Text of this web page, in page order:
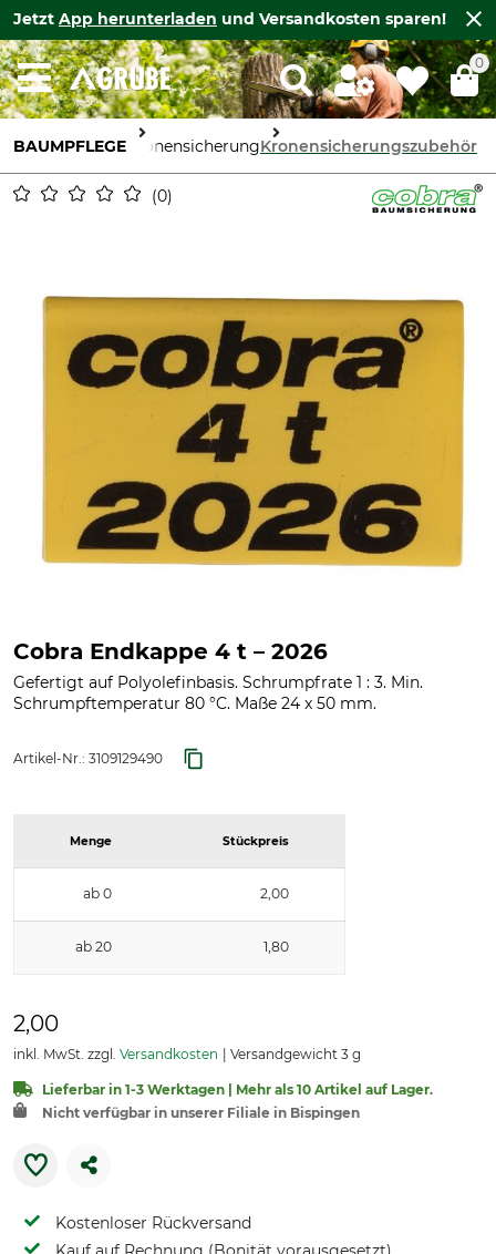
Jetzt App herunterladen und Versandkosten sparen!
0
BAUMPFLEGE KronensicherungKronensicherungszubehör
0
Cobra Endkappe 4 t – 2026
Gefertigt auf Polyolefinbasis. Schrumpfrate 1 : 3. Min.
Schrumpftemperatur 80 °C. Maße 24 x 50 mm.
Artikel-Nr.: 3109129490
Menge Stückpreis
ab 0 2,00
ab 20 1,80
2,00
inkl. MwSt. zzgl. Versandkosten Versandgewicht 3 g
Lieferbar in 1-3 Werktagen | Mehr als 10 Artikel auf Lager.
Nicht verfügbar in unserer Filiale in Bispingen
Kostenloser Rückversand